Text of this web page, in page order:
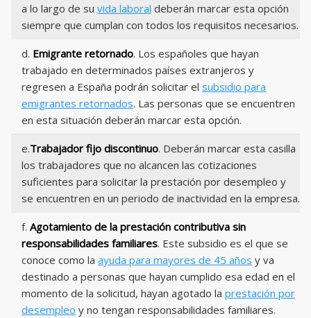
a lo largo de su vida laboral deberán marcar esta opción
siempre que cumplan con todos los requisitos necesarios.
d. Emigrante retornado. Los españoles que hayan
trabajado en determinados países extranjeros y
regresen a España podrán solicitar el subsidio para
emigrantes retornados. Las personas que se encuentren
en esta situación deberán marcar esta opción.
e.Trabajador fijo discontinuo. Deberán marcar esta casilla
los trabajadores que no alcancen las cotizaciones
suficientes para solicitar la prestación por desempleo y
se encuentren en un periodo de inactividad en la empresa.
f. Agotamiento de la prestación contributiva sin
responsabilidades familiares. Este subsidio es el que se
conoce como la ayuda para mayores de 45 años y va
destinado a personas que hayan cumplido esa edad en el
momento de la solicitud, hayan agotado la prestación por
desempleo y no tengan responsabilidades familiares.